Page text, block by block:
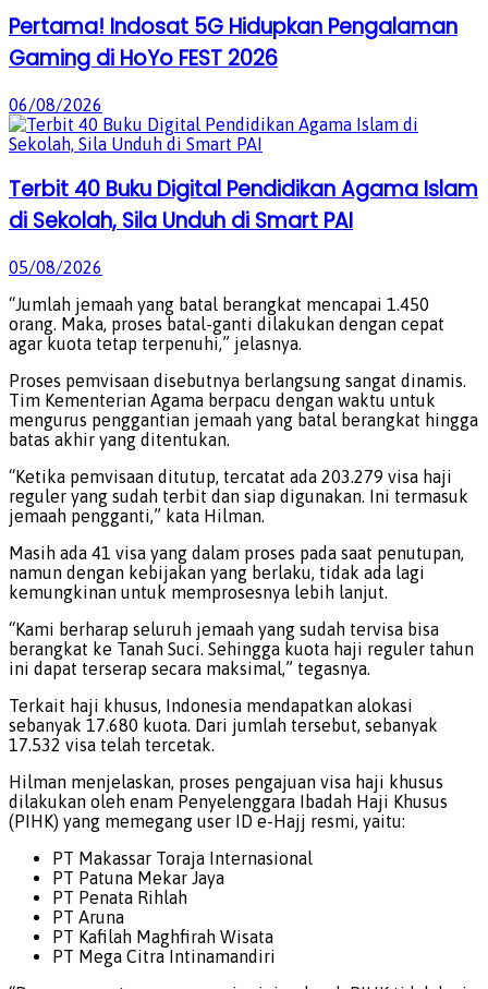
Pertama! Indosat 5G Hidupkan Pengalaman
Gaming di HoYo FEST 2026
06/08/2026
Terbit 40 Buku Digital Pendidikan Agama Islam
di Sekolah, Sila Unduh di Smart PAI
05/08/2026
“Jumlah jemaah yang batal berangkat mencapai 1.450
orang. Maka, proses batal-ganti dilakukan dengan cepat
agar kuota tetap terpenuhi,” jelasnya.
Proses pemvisaan disebutnya berlangsung sangat dinamis.
Tim Kementerian Agama berpacu dengan waktu untuk
mengurus penggantian jemaah yang batal berangkat hingga
batas akhir yang ditentukan.
“Ketika pemvisaan ditutup, tercatat ada 203.279 visa haji
reguler yang sudah terbit dan siap digunakan. Ini termasuk
jemaah pengganti,” kata Hilman.
Masih ada 41 visa yang dalam proses pada saat penutupan,
namun dengan kebijakan yang berlaku, tidak ada lagi
kemungkinan untuk memprosesnya lebih lanjut.
“Kami berharap seluruh jemaah yang sudah tervisa bisa
berangkat ke Tanah Suci. Sehingga kuota haji reguler tahun
ini dapat terserap secara maksimal,” tegasnya.
Terkait haji khusus, Indonesia mendapatkan alokasi
sebanyak 17.680 kuota. Dari jumlah tersebut, sebanyak
17.532 visa telah tercetak.
Hilman menjelaskan, proses pengajuan visa haji khusus
dilakukan oleh enam Penyelenggara Ibadah Haji Khusus
(PIHK) yang memegang user ID e-Hajj resmi, yaitu:
PT Makassar Toraja Internasional
PT Patuna Mekar Jaya
PT Penata Rihlah
PT Aruna
PT Kafilah Maghfirah Wisata
PT Mega Citra Intinamandiri